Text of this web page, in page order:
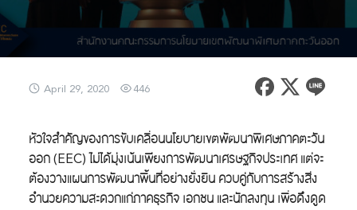
April 29, 2020 446
หัวใจสำคัญของการขับเคลื่อนนโยบายเขตพัฒนาพิเศษภาคตะวัน
ออก (EEC) ไม่ได้มุ่งเน้นเพียงการพัฒนาเศรษฐกิจประเทศ แต่จะ
ต้องวางแผนการพัฒนาพื้นที่อย่างยั่งยืน ควบคู่กับการสร้างสิ่ง
อำนวยความสะดวกแก่ภาคธุรกิจ เอกชน และนักลงทุน เพื่อดึงดูด